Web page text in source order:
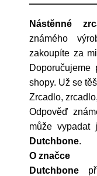
Nástěnné
známého
zakoupíte za
shopy. Už se
Zrcadlo,
Odpověď
může vypadat
Dutchbone.
O značce
Dutchbone